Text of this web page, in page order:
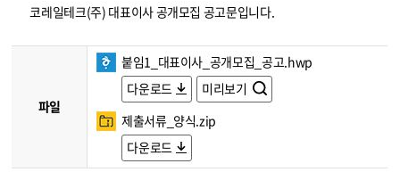
코레일테크(주) 대표이사 공개모집 공고문입니다.
파일
붙임1_대표이사_공개모집_공고.hwp
다운로드
미리보기
제출서류_양식.zip
다운로드